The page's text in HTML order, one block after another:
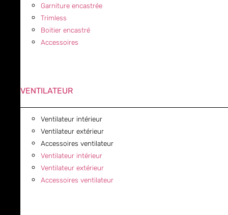
Garniture encastrée
Trimless
Boitier encastré
Accessoires
VENTILATEUR
Ventilateur intérieur
Ventilateur extérieur
Accessoires ventilateur
Ventilateur intérieur
Ventilateur extérieur
Accessoires ventilateur